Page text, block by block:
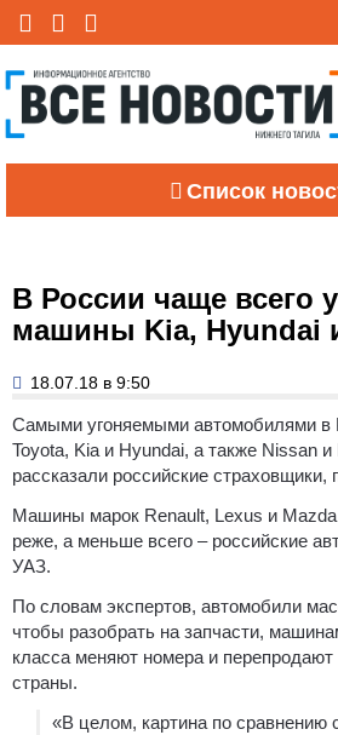
Список
В России чаще всего
машины Kia, Hyundai
18.07.18 в 9:50
Самыми угоняемыми автомобилями в
Toyota, Kia и Hyundai, а также Nissan и
рассказали российские страховщики,
Машины марок Renault, Lexus и Mazda
реже, а меньше всего – российские
УАЗ.
По словам экспертов, автомобили
чтобы разобрать на запчасти,
класса меняют номера и перепродают
страны.
«В целом, картина по